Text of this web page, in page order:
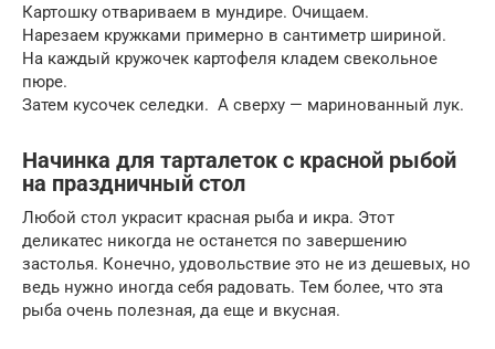
Картошку отвариваем в мундире. Очищаем.
Нарезаем кружками примерно в сантиметр шириной.
На каждый кружочек картофеля кладем свекольное
пюре.
Затем кусочек селедки. А сверху — маринованный лук.
Начинка для тарталеток с красной рыбой
на праздничный стол
Любой стол украсит красная рыба и икра. Этот
деликатес никогда не останется по завершению
застолья. Конечно, удовольствие это не из дешевых, но
ведь нужно иногда себя радовать. Тем более, что эта
рыба очень полезная, да еще и вкусная.